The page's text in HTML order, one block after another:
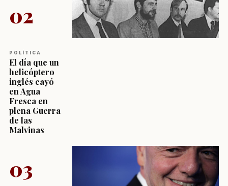
02
POLÍTICA
El día que un
helicóptero
inglés cayó
en Agua
Fresca en
plena Guerra
de las
Malvinas
03